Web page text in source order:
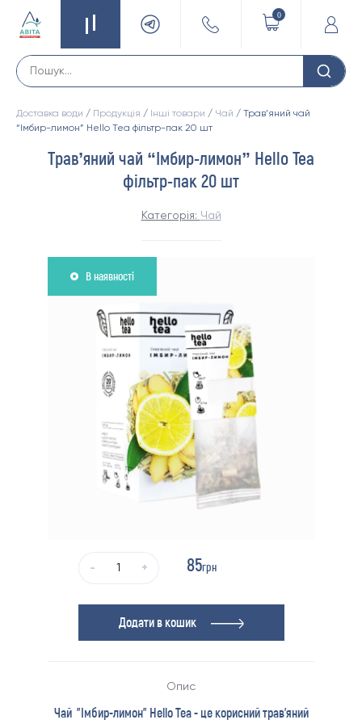
0
Доставка води / Продукція / Інші товари / Чай / Трав’яний чай
“Імбир-лимон” Hello Tea фільтр-пак 20 шт
Трав’яний чай “Імбир-лимон” Hello Tea
фільтр-пак 20 шт
Категорія: Чай
В наявності
- + 85грн
Додати в кошик
Опис
Чай "Імбир-лимон" Hello Tea - це корисний трав'яний